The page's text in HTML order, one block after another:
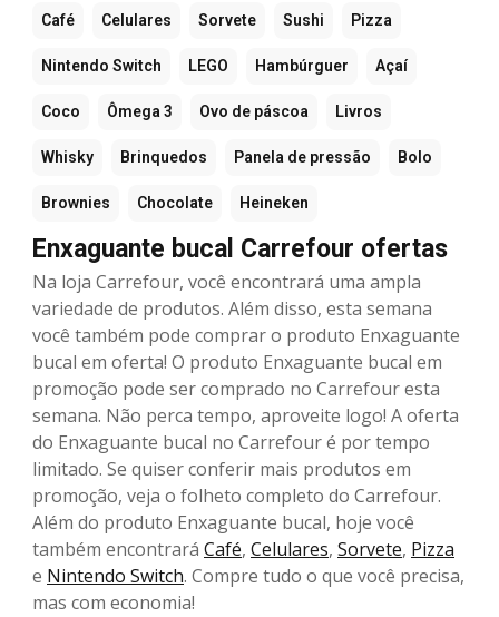
Café Celulares Sorvete Sushi Pizza
Nintendo Switch LEGO Hambúrguer Açaí
Coco Ômega 3 Ovo de páscoa Livros
Whisky Brinquedos Panela de pressão Bolo
Brownies Chocolate Heineken
Enxaguante bucal Carrefour ofertas
Na loja Carrefour, você encontrará uma ampla
variedade de produtos. Além disso, esta semana
você também pode comprar o produto Enxaguante
bucal em oferta! O produto Enxaguante bucal em
promoção pode ser comprado no Carrefour esta
semana. Não perca tempo, aproveite logo! A oferta
do Enxaguante bucal no Carrefour é por tempo
limitado. Se quiser conferir mais produtos em
promoção, veja o folheto completo do Carrefour.
Além do produto Enxaguante bucal, hoje você
também encontrará Café, Celulares, Sorvete, Pizza
e Nintendo Switch. Compre tudo o que você precisa,
mas com economia!